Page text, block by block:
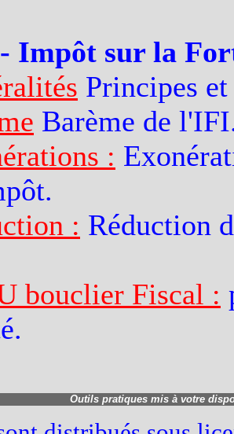
Impôt sur la
Principes
Barème de
:
: Réduction
bouclier Fiscal :
Outils pratiques mis à votre